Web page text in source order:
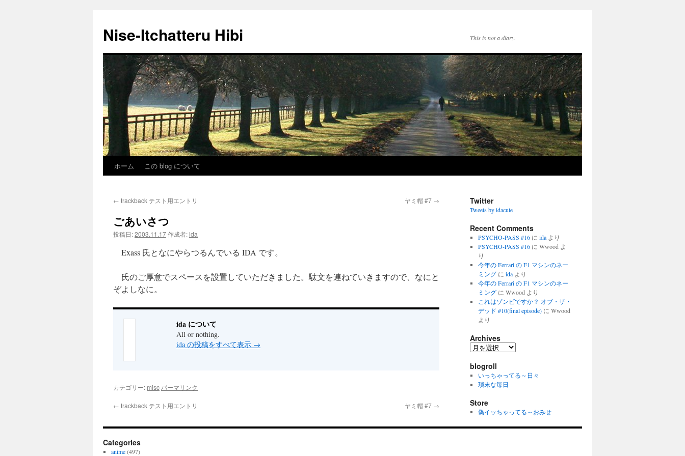
Nise-Itchatteru Hibi This is not a diary.
ホーム この blog について
← trackback テスト用エントリ ヤミ帽 #7 →
ごあいさつ
投稿日:2003.11.17作成者:ida
Exass 氏となにやらつるんでいる IDA です。
氏のご厚意でスペースを設置していただきました。駄文を連ねていきますので、なにと
ぞよしなに。
ida について
All or nothing.
ida の投稿をすべて表示 →
カテゴリー: misc パーマリンク
← trackback テスト用エントリ ヤミ帽 #7 →
Twitter
Tweets by idacute
Recent Comments
PSYCHO-PASS #16に idaより
PSYCHO-PASS #16に Wwood よ
り
今年の Ferrari の F1 マシンのネー
ミングに idaより
今年の Ferrari の F1 マシンのネー
ミングに Wwood より
これはゾンビですか？ オブ・ザ・
デッド #10(final episode)に Wwood
より
Archives
Archives
blogroll
いっちゃってる～日々
瑣末な毎日
Store
偽イッちゃってる～おみせ
Categories
anime(497)